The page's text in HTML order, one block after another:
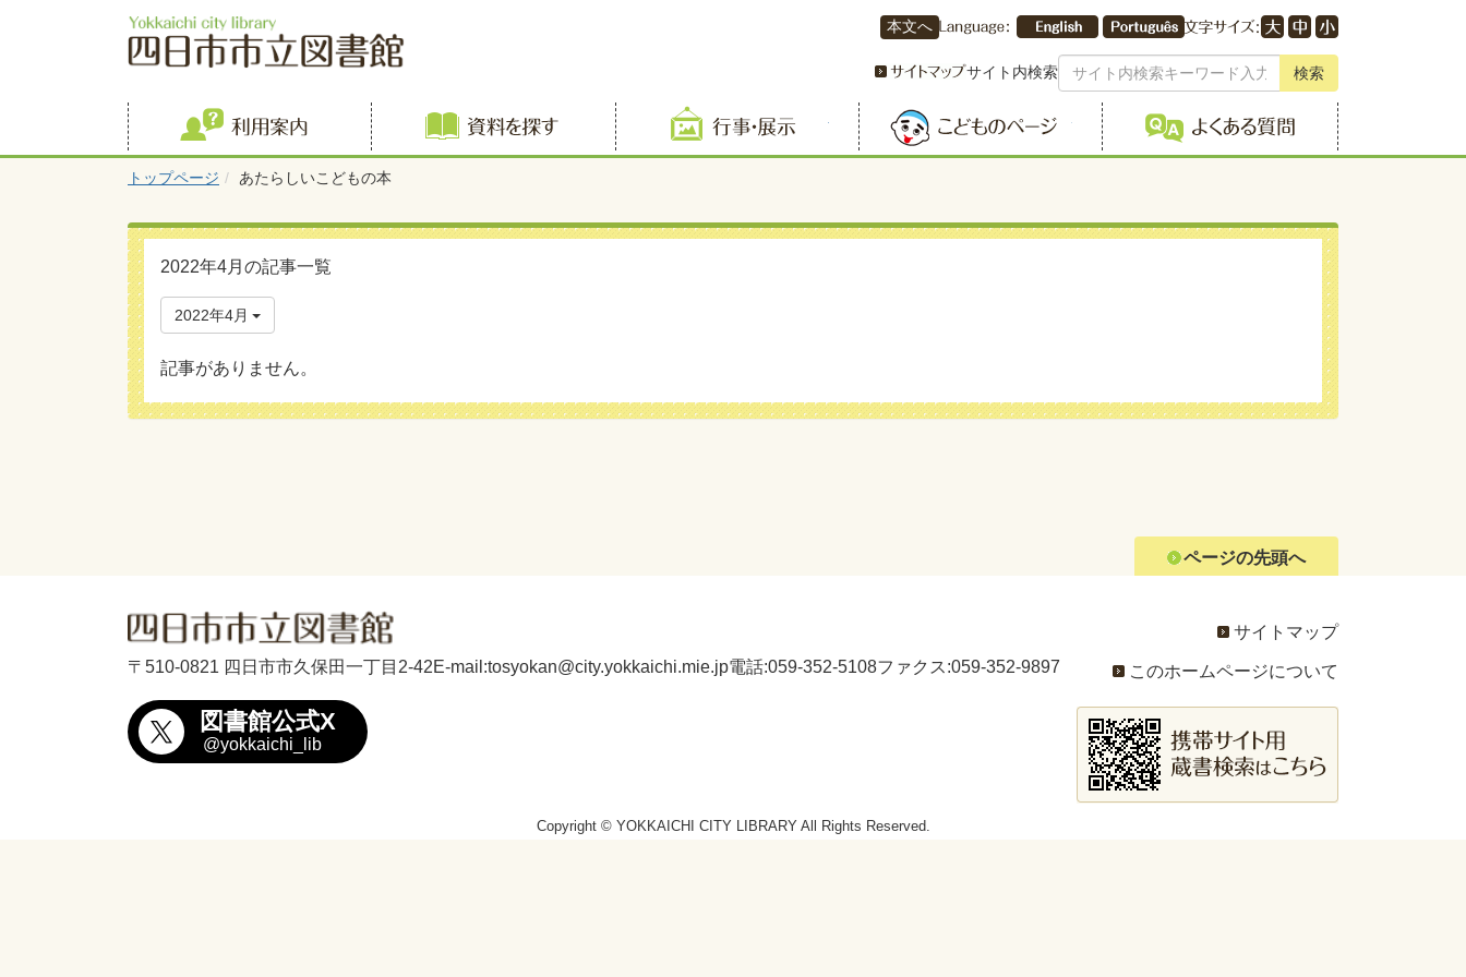
本文へ
サイト内検索 検索
利用案内 資料を探す 行事・展示 こどものページ よくある質問
トップページ あたらしいこどもの本
2022年4月の記事一覧
2022年4月
記事がありません。
ページの先頭へ
〒510-0821 四日市市久保田一丁目2-42E-mail:tosyokan@city.yokkaichi.mie.jp電話:059-352-5108ファクス:059-352-9897
図書館公式X
@yokkaichi_lib
サイトマップ
このホームページについて
Copyright © YOKKAICHI CITY LIBRARY All Rights Reserved.